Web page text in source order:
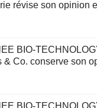
révise son opinion
BIO-
& Co. conserve son
BIO-